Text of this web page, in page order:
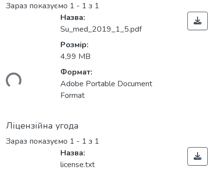
Зараз показуємо 1 - 1 з 1
Назва:
Su_med_2019_1_5.pdf
Розмір:
4,99 MB
Формат:
Adobe Portable Document
Format
Ліцензійна угода
Зараз показуємо 1 - 1 з 1
Назва:
license.txt